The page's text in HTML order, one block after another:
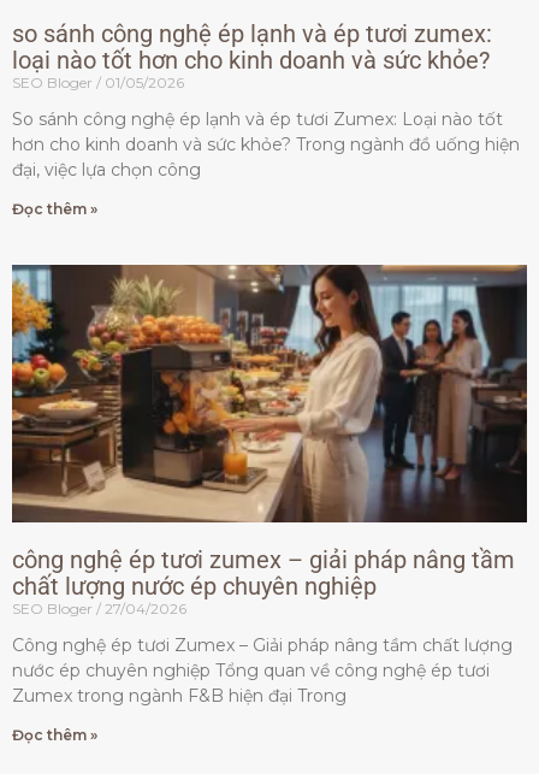
so sánh công nghệ ép lạnh và ép tươi zumex:
loại nào tốt hơn cho kinh doanh và sức khỏe?
SEO Bloger 01/05/2026
So sánh công nghệ ép lạnh và ép tươi Zumex: Loại nào tốt
hơn cho kinh doanh và sức khỏe? Trong ngành đồ uống hiện
đại, việc lựa chọn công
Đọc thêm »
công nghệ ép tươi zumex – giải pháp nâng tầm
chất lượng nước ép chuyên nghiệp
SEO Bloger 27/04/2026
Công nghệ ép tươi Zumex – Giải pháp nâng tầm chất lượng
nước ép chuyên nghiệp Tổng quan về công nghệ ép tươi
Zumex trong ngành F&B hiện đại Trong
Đọc thêm »